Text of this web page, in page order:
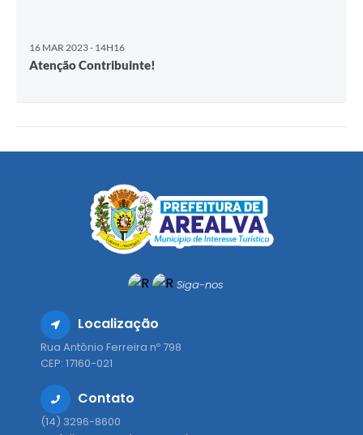
16 MAR 2023 - 14H16
Atenção Contribuinte!
Siga-nos
Localização
Rua Antônio Ferreira nº 798
CEP: 17160-021
Contato
(14) 3296-8600